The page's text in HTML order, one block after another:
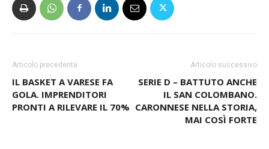
Articolo precedente
IL BASKET A VARESE FA
GOLA. IMPRENDITORI
PRONTI A RILEVARE IL 70%
Articolo successivo
SERIE D – BATTUTO ANCHE
IL SAN COLOMBANO.
CARONNESE NELLA STORIA,
MAI COSÌ FORTE